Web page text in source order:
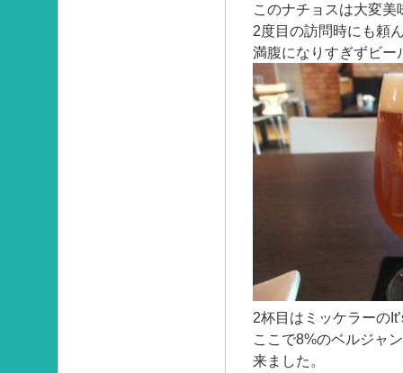
このナチョスは大変
2度目の訪問時にも頼
満腹になりすぎずビー
2杯目はミッケラーの
ここで8%のベルジャ
来ました。